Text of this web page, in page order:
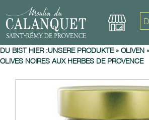
DU BIST HIER :UNSERE PRODUKTE» OLIVEN »
OLIVES NOIRES AUX HERBES DE PROVENCE